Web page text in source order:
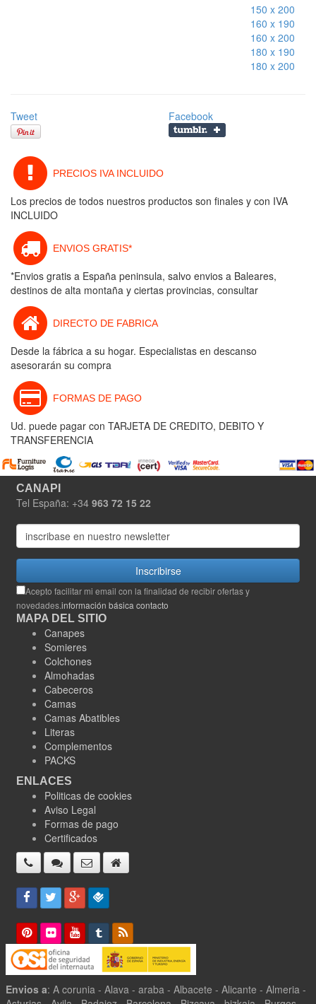
150 x 200
160 x 190
160 x 200
180 x 190
180 x 200
Tweet Facebook
PRECIOS IVA INCLUIDO
Los precios de todos nuestros productos son finales y con IVA
INCLUIDO
ENVIOS GRATIS*
*Envios gratis a España peninsula, salvo envios a Baleares,
destinos de alta montaña y ciertas provincias, consultar
DIRECTO DE FABRICA
Desde la fábrica a su hogar. Especialistas en descanso
asesorarán su compra
FORMAS DE PAGO
Ud. puede pagar con TARJETA DE CREDITO, DEBITO Y
TRANSFERENCIA
CANAPI
Tel España: +34 963 72 15 22
Inscribirse
Acepto facilitar mi email con la finalidad de recibir ofertas y
novedades.información básica contacto
MAPA DEL SITIO
Canapes
Somieres
Colchones
Almohadas
Cabeceros
Camas
Camas Abatibles
Literas
Complementos
PACKS
ENLACES
Politicas de cookies
Aviso Legal
Formas de pago
Certificados
Envios a: A corunia - Alava - araba - Albacete - Alicante - Almeria -